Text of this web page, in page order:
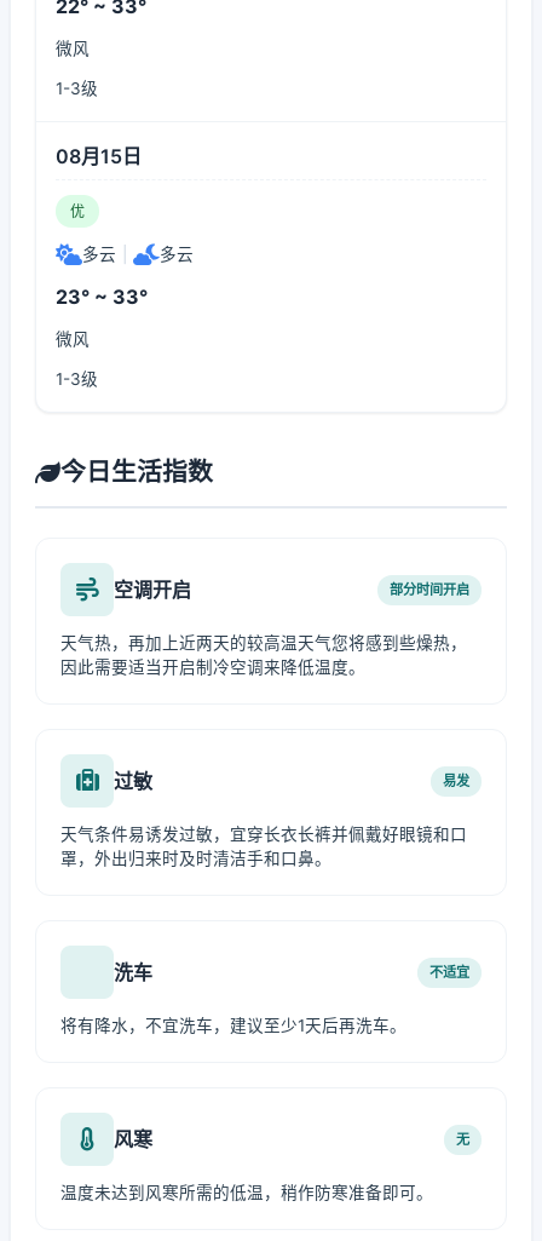
22° ~ 33°
微风
1-3级
08月15日
优
多云 多云
23° ~ 33°
微风
1-3级
今日生活指数
空调开启 部分时间开启
天气热，再加上近两天的较高温天气您将感到些燥热，
因此需要适当开启制冷空调来降低温度。
过敏 易发
天气条件易诱发过敏，宜穿长衣长裤并佩戴好眼镜和口
罩，外出归来时及时清洁手和口鼻。
洗车 不适宜
将有降水，不宜洗车，建议至少1天后再洗车。
风寒 无
温度未达到风寒所需的低温，稍作防寒准备即可。